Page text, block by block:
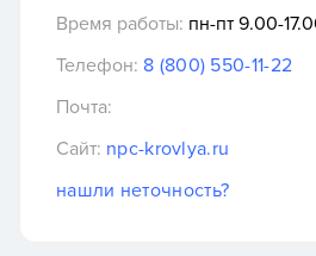
Время работы: пн-пт 9.00-
Телефон: 8 (800) 550-11-22
Почта:
Сайт: npc-krovlya.ru
нашли неточность?